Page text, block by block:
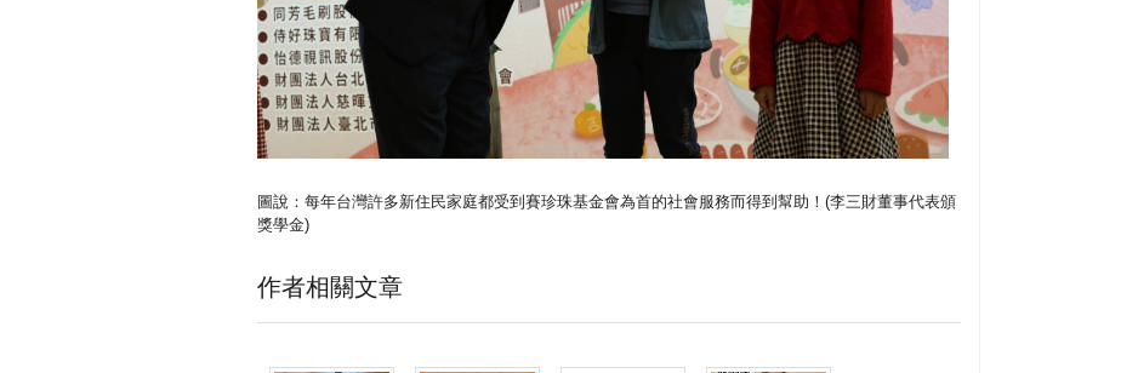
圖說：每年台灣許多新住民家庭都受到賽珍珠基金會為首的社會服務而得到幫助！(李三財董事代表頒
獎學金)
作者相關文章